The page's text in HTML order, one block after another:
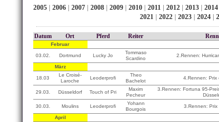
2005 |2006 |2007 |2008 |2009 |2010 |2011 |2012 |2013 |2014
2021| 2022| 2023| 2024|
Datum Ort Pferd Reiter
Februar
03.02. Dortmund Lucky Jo
Tommaso
Scardino
2.Rennen:
März
18.03
Le Croisé-
Laroche
Leoderprofi
Theo
Bachelot
4.Rennen: Prix
29.03. Düsseldorf Touch of Pri
Maxim
Pecheur
3.Rennen: Fortuna 95-
30.03. Moulins Leoderprofi
Yohann
Bourgois
3.Rennen:
April